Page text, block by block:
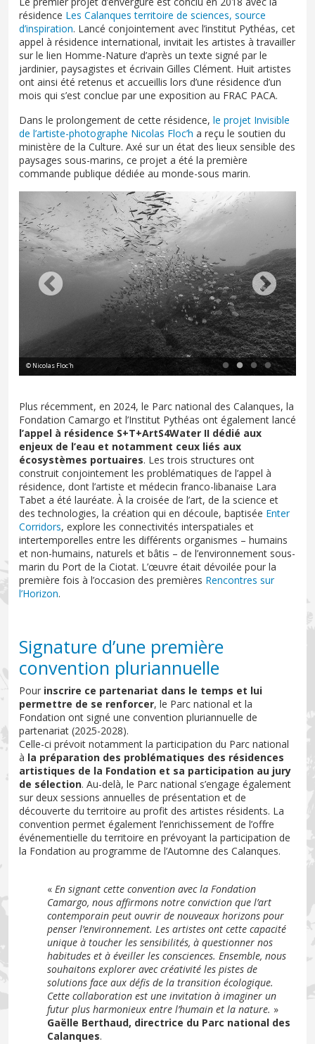
résidence Les Calanques territoire de sciences, source
d’inspiration. Lancé conjointement avec l’institut Pythéas, cet
appel à résidence international, invitait les artistes à travailler
sur le lien Homme-Nature d’après un texte signé par le
jardinier, paysagistes et écrivain Gilles Clément. Huit artistes
ont ainsi été retenus et accueillis lors d’une résidence d’un
mois qui s’est conclue par une exposition au FRAC PACA.
Dans le prolongement de cette résidence, le projet Invisible
de l’artiste-photographe Nicolas Floc’h a reçu le soutien du
ministère de la Culture. Axé sur un état des lieux sensible des
paysages sous-marins, ce projet a été la première
commande publique dédiée au monde-sous marin.
© Nicolas Floc'h
Plus récemment, en 2024, le Parc national des Calanques, la
Fondation Camargo et l’Institut Pythéas ont également lancé
l’appel à résidence S+T+ArtS4Water II dédié aux
enjeux de l’eau et notamment ceux liés aux
écosystèmes portuaires. Les trois structures ont
construit conjointement les problématiques de l’appel à
résidence, dont l’artiste et médecin franco-libanaise Lara
Tabet a été lauréate. À la croisée de l’art, de la science et
des technologies, la création qui en découle, baptisée Enter
Corridors, explore les connectivités interspatiales et
intertemporelles entre les différents organismes – humains
et non-humains, naturels et bâtis – de l’environnement sous-
marin du Port de la Ciotat. L’œuvre était dévoilée pour la
première fois à l’occasion des premières Rencontres sur
l’Horizon.
Signature d’une première
convention pluriannuelle
Pour inscrire ce partenariat dans le temps et lui
permettre de se renforcer, le Parc national et la
Fondation ont signé une convention pluriannuelle de
partenariat (2025-2028).
Celle-ci prévoit notamment la participation du Parc national
à la préparation des problématiques des résidences
artistiques de la Fondation et sa participation au jury
de sélection. Au-delà, le Parc national s’engage également
sur deux sessions annuelles de présentation et de
découverte du territoire au profit des artistes résidents. La
convention permet également l’enrichissement de l’offre
événementielle du territoire en prévoyant la participation de
la Fondation au programme de l’Automne des Calanques.
« En signant cette convention avec la Fondation
Camargo, nous affirmons notre conviction que l’art
contemporain peut ouvrir de nouveaux horizons pour
penser l’environnement. Les artistes ont cette capacité
unique à toucher les sensibilités, à questionner nos
habitudes et à éveiller les consciences. Ensemble, nous
souhaitons explorer avec créativité les pistes de
solutions face aux défis de la transition écologique.
Cette collaboration est une invitation à imaginer un
futur plus harmonieux entre l’humain et la nature. »
Gaëlle Berthaud, directrice du Parc national des
Calanques.